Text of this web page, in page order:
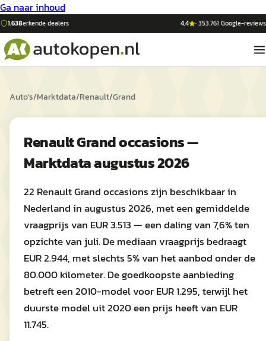
Ga naar inhoud
1.638erkende dealers 4,4 ·353.761 Google-reviews
Auto's/Marktdata/Renault/Grand
Renault Grand occasions —
Marktdata augustus 2026
22 Renault Grand occasions zijn beschikbaar in
Nederland in augustus 2026, met een gemiddelde
vraagprijs van EUR 3.513 — een daling van 7,6% ten
opzichte van juli. De mediaan vraagprijs bedraagt
EUR 2.944, met slechts 5% van het aanbod onder de
80.000 kilometer. De goedkoopste aanbieding
betreft een 2010-model voor EUR 1.295, terwijl het
duurste model uit 2020 een prijs heeft van EUR
11.745.